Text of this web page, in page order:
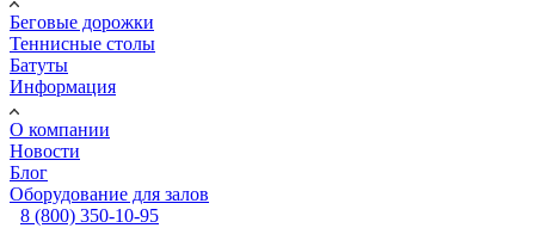
Беговые дорожки
Теннисные столы
Батуты
Информация
О компании
Новости
Блог
Оборудование для залов
8 (800) 350-10-95